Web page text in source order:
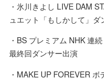
・氷川きよし LIVE DAM
ュエット「もしかして」ダ
・BS プレミアム NHK 連
最終回ダンサー出演
・MAKE UP FOREVER